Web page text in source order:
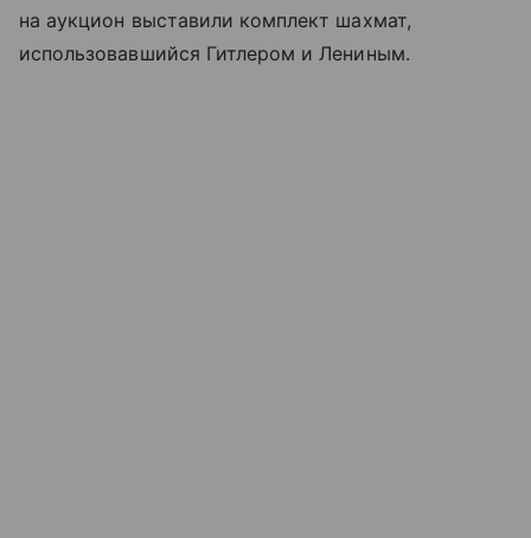
на аукцион выставили комплект шахмат,
использовавшийся Гитлером и Лениным.